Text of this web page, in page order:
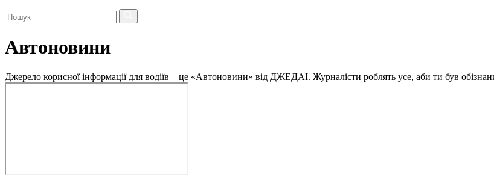
Автоновини
Джерело корисної інформації для водіїв – це «Автоновини» від ДЖЕДАІ. Журналісти роблять усе, аби ти був